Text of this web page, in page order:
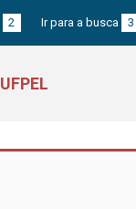
2 Ir para a busca 3
UFPEL